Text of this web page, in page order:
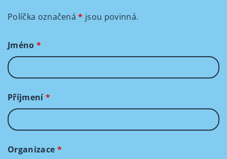
Políčka označená* jsou povinná.
Jméno *
Příjmení*
Organizace *